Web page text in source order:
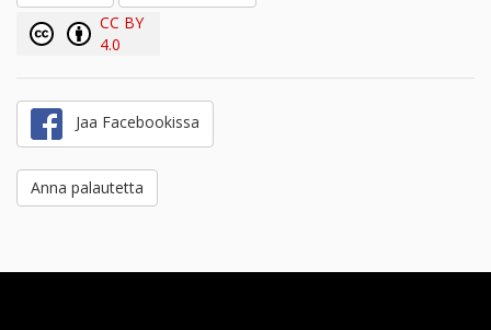
CC BY
4.0
Jaa Facebookissa
Anna palautetta